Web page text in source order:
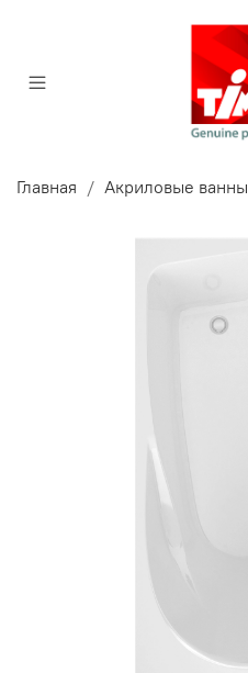
Главная Акриловые ванны